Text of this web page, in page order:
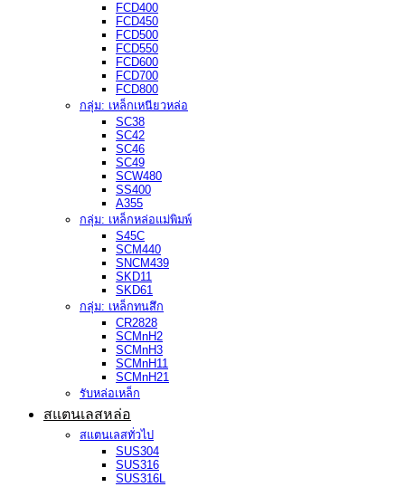
FCD400
FCD450
FCD500
FCD550
FCD600
FCD700
FCD800
กลุ่ม: เหล็กเหนียวหล่อ
SC38
SC42
SC46
SC49
SCW480
SS400
A355
กลุ่ม: เหล็กหล่อแม่พิมพ์
S45C
SCM440
SNCM439
SKD11
SKD61
กลุ่ม: เหล็กทนสึก
CR2828
SCMnH2
SCMnH3
SCMnH11
SCMnH21
รับหล่อเหล็ก
สแตนเลสหล่อ
สแตนเลสทั่วไป
SUS304
SUS316
SUS316L